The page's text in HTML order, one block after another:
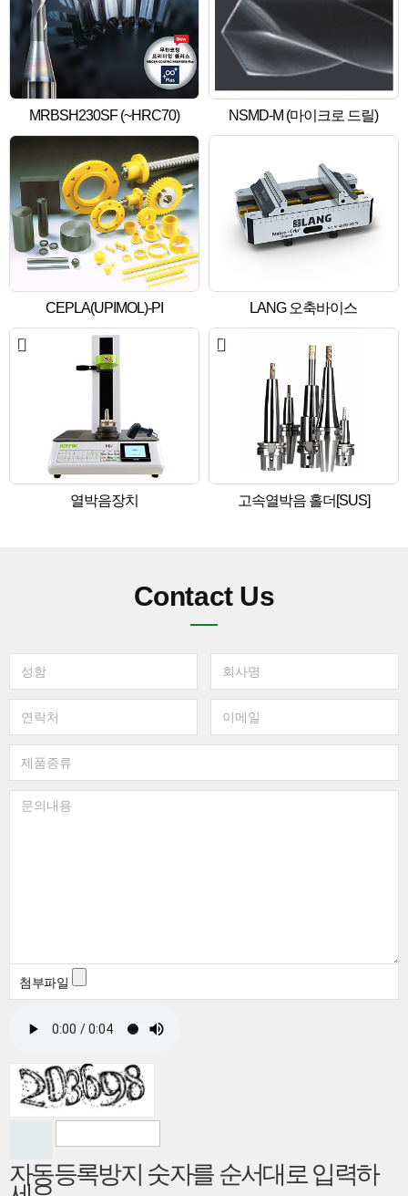
MRBSH230SF (~HRC70) NSMD-M (마이크로 드릴)
CEPLA(UPIMOL)-PI LANG 오축바이스
열박음장치 고속열박음 홀더[SUS]
Contact Us
성
함
회
사
명
연
락
처
이
메
일
제
품
종
류
문
의
첨부파일
자동등록방지 숫자를 순서대로 입력하